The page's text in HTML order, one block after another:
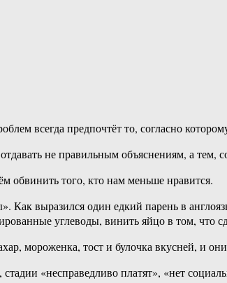
всегда предпочтёт то, согласно
не правильным объяснениям, а тем,
обвинить того, кто нам меньше нравится.
Как выразился один едкий парень в
углеводы, винить яйцо в том, что
мороженка, тост и булочка вкусней, и
«несправедливо платят», «нет